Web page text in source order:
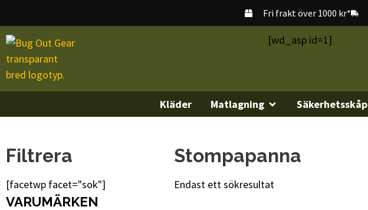
Fri frakt över 1000 kr*
[wd_asp id=1]
Kläder Matlagning Säkerhetsskåp
Filtrera
[facetwp facet="sok"]
VARUMÄRKEN
Stompapanna
Endast ett sökresultat